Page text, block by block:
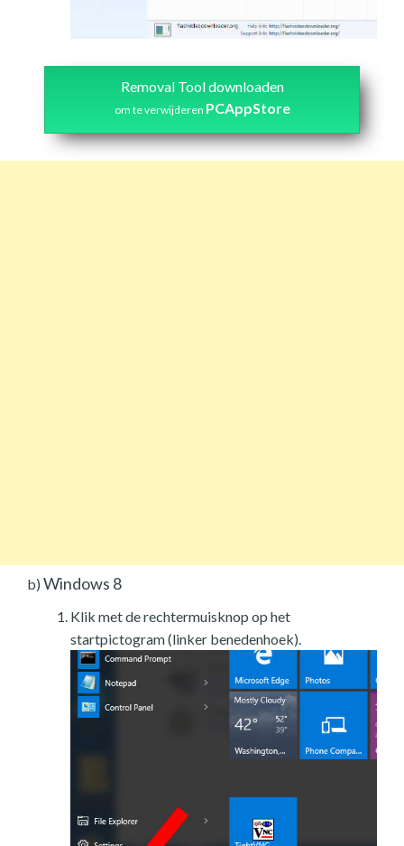
Removal Tool downloaden
om te verwijderen PCAppStore
b) Windows 8
Klik met de rechtermuisknop op het
startpictogram (linker benedenhoek).